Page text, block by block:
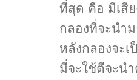
ที่สุด คือ มีเสี
กลองที่จะนำ
หลังกลองจะ
มี่จะใช้ตีจะน